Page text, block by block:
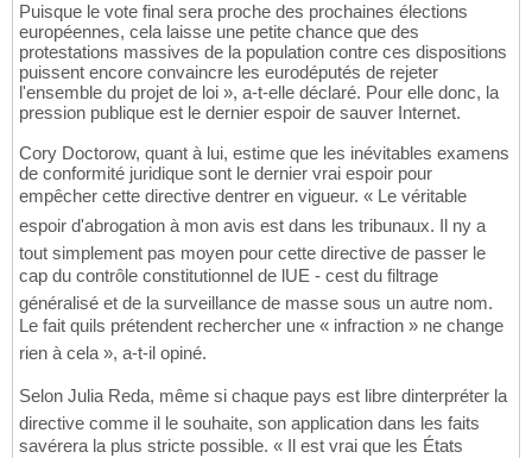
Puisque le vote final sera proche des prochaines élections
européennes, cela laisse une petite chance que des
protestations massives de la population contre ces dispositions
puissent encore convaincre les eurodéputés de rejeter
l'ensemble du projet de loi », a-t-elle déclaré. Pour elle donc, la
pression publique est le dernier espoir de sauver Internet.
Cory Doctorow, quant à lui, estime que les inévitables examens
de conformité juridique sont le dernier vrai espoir pour
empêcher cette directive dentrer en vigueur. « Le véritable
espoir d'abrogation à mon avis est dans les tribunaux. Il ny a
tout simplement pas moyen pour cette directive de passer le
cap du contrôle constitutionnel de lUE - cest du filtrage
généralisé et de la surveillance de masse sous un autre nom.
Le fait quils prétendent rechercher une « infraction » ne change
rien à cela », a-t-il opiné.
Selon Julia Reda, même si chaque pays est libre dinterpréter la
directive comme il le souhaite, son application dans les faits
savérera la plus stricte possible. « Il est vrai que les États